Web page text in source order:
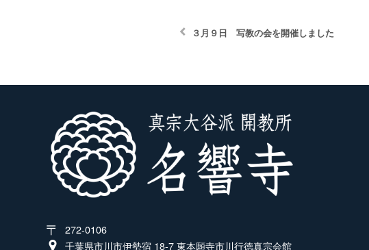
３月９日 写教の会を開催しました
272-0106
千葉県市川市伊勢宿 18-7 東本願寺市川行徳真宗会館